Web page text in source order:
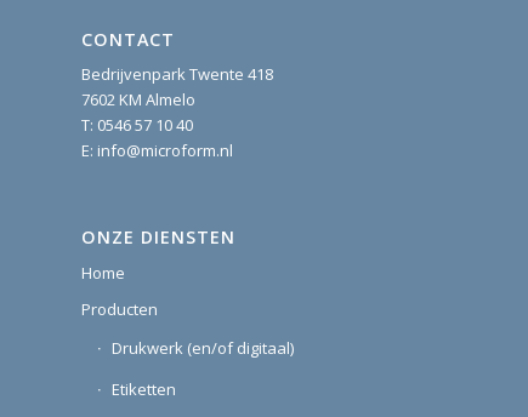
CONTACT
Bedrijvenpark Twente 418
7602 KM Almelo
T: 0546 57 10 40
E: info@microform.nl
ONZE DIENSTEN
Home
Producten
Drukwerk (en/of digitaal)
Etiketten